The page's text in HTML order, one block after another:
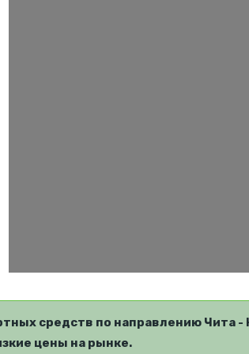
средств по направлению Чита -
цены на рынке.